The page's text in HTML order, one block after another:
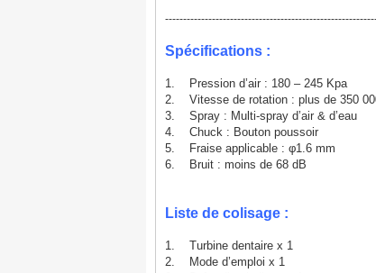
Spécifications :
1. Pression d’air : 180 – 245 Kpa
2. Vitesse de rotation : plus de 350
3. Spray : Multi-spray d’air & d’eau
4. Chuck : Bouton poussoir
5. Fraise applicable : φ1.6 mm
6. Bruit : moins de 68 dB
Liste de colisage :
1. Turbine dentaire x 1
2. Mode d’emploi x 1